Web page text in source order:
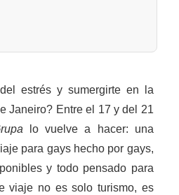
estrés y sumergirte en la
Janeiro? Entre el 17 y del 21
lo vuelve a hacer: una
para gays hecho por gays,
y todo pensado para
viaje no es solo turismo, es